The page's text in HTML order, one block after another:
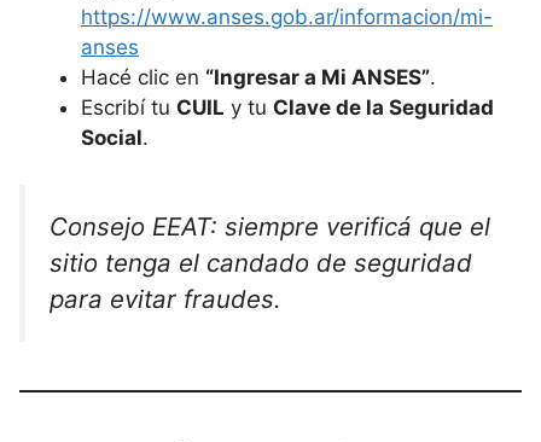
https://www.anses.gob.ar/informacion/mi-
anses
Hacé clic en “Ingresar a Mi ANSES”.
Escribí tu CUIL y tu Clave de la Seguridad
Social.
Consejo EEAT: siempre verificá que el
sitio tenga el candado de seguridad
para evitar fraudes.